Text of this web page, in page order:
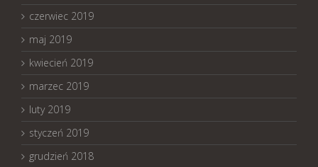
czerwiec 2019
maj 2019
kwiecień 2019
marzec 2019
luty 2019
styczeń 2019
grudzień 2018